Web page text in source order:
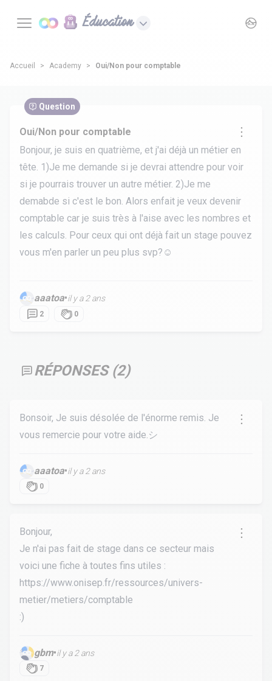
Éducation
Accueil Academy Oui/Non pour comptable
Question
Oui/Non pour comptable
Bonjour, je suis en quatrième, et j'ai déjà un métier en
tête. 1)Je me demande si je devrai attendre pour voir
si je pourrais trouver un autre métier. 2)Je me
demabde si c'est le bon. Alors enfait je veux devenir
comptable car je suis très à l'aise avec les nombres et
les calculs. Pour ceux qui ont déjà fait un stage pouvez
vous m'en parler un peu plus svp?☺️
aaatoa•il y a 2 ans
2 0
RÉPONSES (2)
Bonsoir, Je suis désolée de l'énorme remis. Je
vous remercie pour votre aide.シ︎
aaatoa•il y a 2 ans
0
Bonjour,
Je n'ai pas fait de stage dans ce secteur mais
voici une fiche à toutes fins utiles :
https://www.onisep.fr/ressources/univers-
metier/metiers/comptable
:)
gbm•il y a 2 ans
7